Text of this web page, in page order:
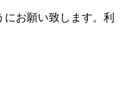
お願い致します。利